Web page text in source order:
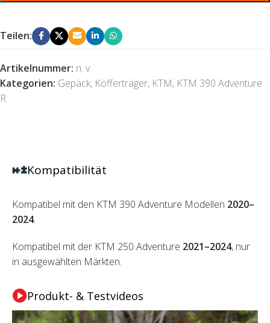
Teilen:
Artikelnummer: n. v.
Kategorien: Gepäck, Kofferträger, KTM, KTM 390 Adventure
R
Kompatibilität
Kompatibel mit den KTM 390 Adventure Modellen 2020–
2024.
Kompatibel mit der KTM 250 Adventure 2021–2024, nur
in ausgewählten Märkten.
Produkt- & Testvideos